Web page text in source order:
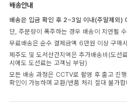
배송안내
배송은 입금 확인 후 2~3일 이내(주말제외)
단, 주문량이 폭주하는 경우 배송이 지연될
무료배송은 순수 결제금액 6만원 이상 구매
제주도 및 도서산간지역은 추가배송비(도
시에도 도선료는 고객님 부담)
모든 배송 과정은 CCTV로 촬영 후 출고 진
확인이 가능하며 교환/반품 처리 절대 불가합